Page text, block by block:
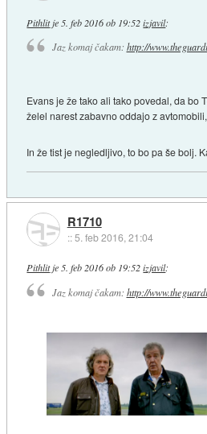
Pithlitje 5. feb 2016 ob 19:52 izjavil:
Jaz komaj čakam: http://
Evans je že tako ali tako povedal, da bo
želel narest zabavno oddajo z
In že tist je negledljivo, to bo pa še bolj.
R1710
::5. feb 2016, 21:04
Pithlitje5. feb 2016 ob 19:52 izjavil:
Jaz komaj čakam: http://